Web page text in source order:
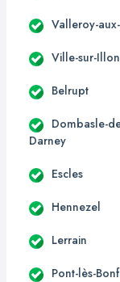
Valleroy-
Ville-sur-Illon
Belrupt
Dombasle-
Darney
Escles
Hennezel
Lerrain
Pont-lès-